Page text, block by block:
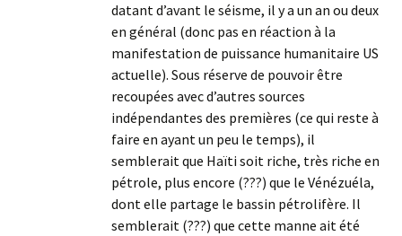
datant d’avant le séisme, il y a un an ou deux
en général (donc pas en réaction à la
manifestation de puissance humanitaire US
actuelle). Sous réserve de pouvoir être
recoupées avec d’autres sources
indépendantes des premières (ce qui reste à
faire en ayant un peu le temps), il
semblerait que Haïti soit riche, très riche en
pétrole, plus encore (???) que le Vénézuéla,
dont elle partage le bassin pétrolifère. Il
semblerait (???) que cette manne ait été